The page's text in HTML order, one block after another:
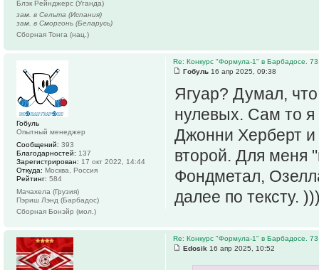
Блэк Рейнджерс (Уганда)
зам. в Сельта (Испания)
зам. в Сморгонь (Беларусь)
Сборная Тонга (нац.)
Re: Конкурс "Формула-1" в Барбадосе. 73
Гобуль 16 апр 2025, 09:38
Ягуар? Думал,
нулевых. Сам то я
Джонни Херберт
второй. Для меня
Фондметал,
далее по тексту.
Гобуль
Опытный менеджер
Сообщений: 393
Благодарностей: 137
Зарегистрирован: 17 окт 2022, 14:44
Откуда: Москва, Россия
Рейтинг: 584
Мачахела (Грузия)
Пэриш Лэнд (Барбадос)
Сборная Бонэйр (мол.)
Re: Конкурс "Формула-1" в Барбадосе. 73
Edosik 16 апр 2025, 10:52